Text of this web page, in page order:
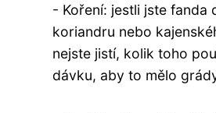
- Koření: jestli jste fanda
koriandru nebo
nejste jistí, kolik toho
dávku, aby to mělo